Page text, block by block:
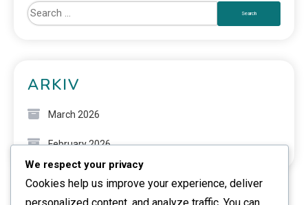
ARKIV
March 2026
February 2026
We respect your privacy
Cookies help us improve your experience, deliver